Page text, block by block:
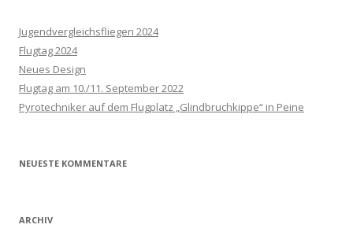
Jugendvergleichsfliegen 2024
Flugtag 2024
Neues Design
Flugtag am 10./11. September 2022
Pyrotechniker auf dem Flugplatz „Glindbruchkippe“ in Peine
NEUESTE KOMMENTARE
ARCHIV